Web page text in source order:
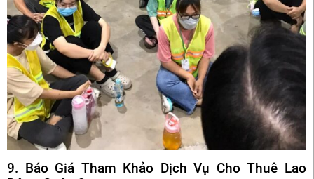
9. Báo Giá Tham Khảo Dịch Vụ Cho Thuê Lao